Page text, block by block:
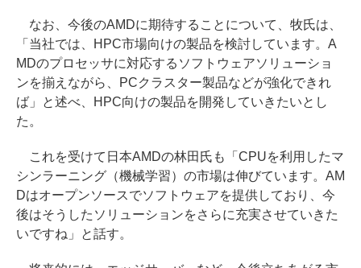
なお、今後のAMDに期待することについて、牧氏は、
「当社では、HPC市場向けの製品を検討しています。A
MDのプロセッサに対応するソフトウェアソリューショ
ンを揃えながら、PCクラスター製品などが強化できれ
ば」と述べ、HPC向けの製品を開発していきたいとし
た。
これを受けて日本AMDの林田氏も「CPUを利用したマ
シンラーニング（機械学習）の市場は伸びています。AM
Dはオープンソースでソフトウェアを提供しており、今
後はそうしたソリューションをさらに充実させていきた
いですね」と話す。